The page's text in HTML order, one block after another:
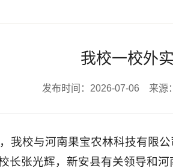
我校一校外
发布时间：2026-07-06 来
我校与河南果宝农林科技有限
长张光辉，新安县有关领导和